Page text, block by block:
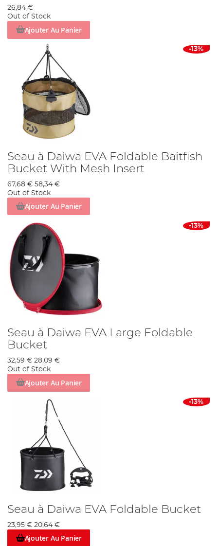
26,84 €
Out of Stock
Ajouter Au Panier
-13%
Seau à Daiwa EVA Foldable Baitfish
Bucket With Mesh Insert
67,68 € 58,34 €
Out of Stock
Ajouter Au Panier
-13%
Seau à Daiwa EVA Large Foldable
Bucket
32,59 € 28,09 €
Out of Stock
Ajouter Au Panier
-13%
Seau à Daiwa EVA Foldable Bucket
23,95 € 20,64 €
Ajouter Au Panier